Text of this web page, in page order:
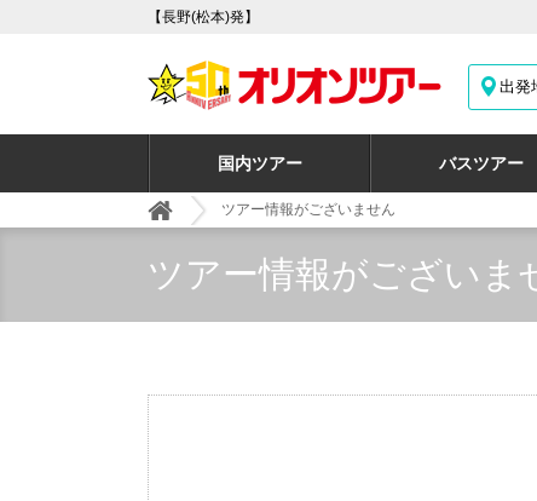
【長野(松本)発】
出発
国内ツアー バスツアー
ツアー情報がございません
ツアー情報がございま